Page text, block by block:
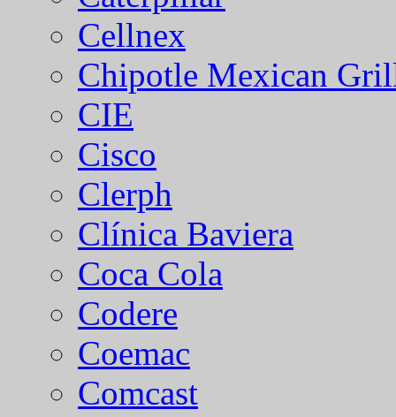
Cellnex
Chipotle Mexican
CIE
Cisco
Clerph
Clínica Baviera
Coca Cola
Codere
Coemac
Comcast